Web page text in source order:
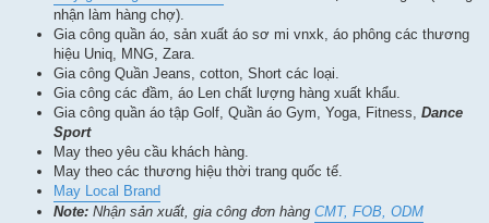
nhận làm hàng chợ).
Gia công quần áo, sản xuất áo sơ mi vnxk, áo phông các thương
hiệu Uniq, MNG, Zara.
Gia công Quần Jeans, cotton, Short các loại.
Gia công các đầm, áo Len chất lượng hàng xuất khẩu.
Gia công quần áo tập Golf, Quần áo Gym, Yoga, Fitness, Dance
Sport
May theo yêu cầu khách hàng.
May theo các thương hiệu thời trang quốc tế.
May Local Brand
Note: Nhận sản xuất, gia công đơn hàng CMT, FOB, ODM